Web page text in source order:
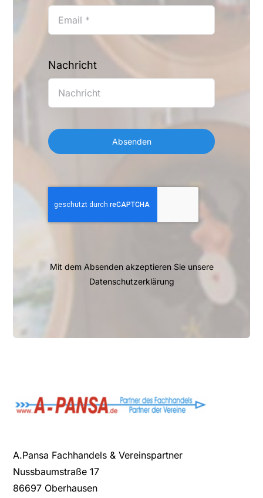
Nachricht
Absenden
Mit dem Absenden akzeptieren Sie unsere
Datenschutzerklärung
A.Pansa Fachhandels & Vereinspartner
Nussbaumstraße 17
86697 Oberhausen